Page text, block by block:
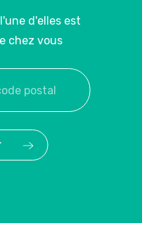
d'elles est
chez vous